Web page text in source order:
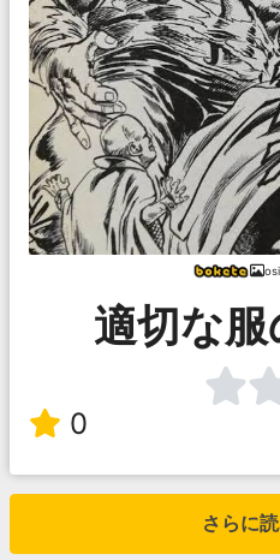
適切な
0
さらに